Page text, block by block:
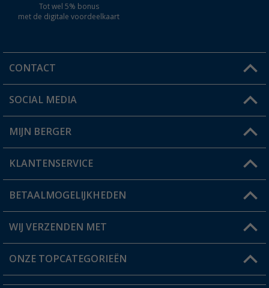
Tot wel 5% bonus
met de digitale voordeelkaart
CONTACT
Een vraag?
Winkel vinden
SOCIAL MEDIA
MIJN BERGER
Mijn account
Status bestelling
Verlanglijstje
KLANTENSERVICE
FAQ & Contact
Verzendinformatie
Catalogus
BETAALMOGELIJKHEDEN
WIJ VERZENDEN MET
ONZE TOPCATEGORIEËN